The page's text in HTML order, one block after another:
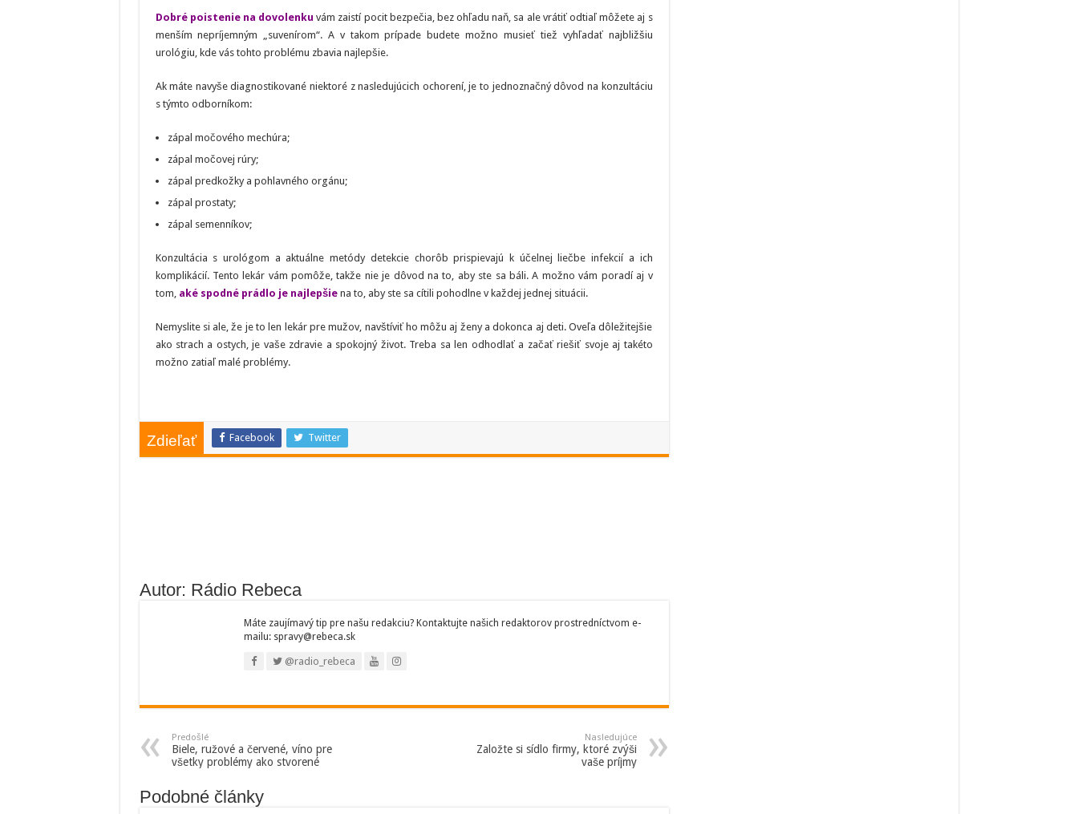
Dobré poistenie na dovolenku vám zaistí pocit bezpečia, bez ohľadu naň, sa ale vrátiť odtiaľ môžete aj s
menším nepríjemným „suvenírom“. A v takom prípade budete možno musieť tiež vyhľadať najbližšiu
urológiu, kde vás tohto problému zbavia najlepšie.
Ak máte navyše diagnostikované niektoré z nasledujúcich ochorení, je to jednoznačný dôvod na konzultáciu
s týmto odborníkom:
zápal močového mechúra;
zápal močovej rúry;
zápal predkožky a pohlavného orgánu;
zápal prostaty;
zápal semenníkov;
Konzultácia s urológom a aktuálne metódy detekcie chorôb prispievajú k účelnej liečbe infekcií a ich
komplikácií. Tento lekár vám pomôže, takže nie je dôvod na to, aby ste sa báli. A možno vám poradí aj v
tom, aké spodné prádlo je najlepšiena to, aby ste sa cítili pohodlne v každej jednej situácii.
Nemyslite si ale, že je to len lekár pre mužov, navštíviť ho môžu aj ženy a dokonca aj deti. Oveľa dôležitejšie
ako strach a ostych, je vaše zdravie a spokojný život. Treba sa len odhodlať a začať riešiť svoje aj takéto
možno zatiaľ malé problémy.
Zdieľať Facebook Twitter
Autor: Rádio Rebeca
Máte zaujímavý tip pre našu redakciu? Kontaktujte našich redaktorov prostredníctvom e-
mailu: spravy@rebeca.sk
@radio_rebeca
Predošlé
Biele, ružové a červené, víno pre
všetky problémy ako stvorené
Nasledujúce
Založte si sídlo firmy, ktoré zvýši
vaše príjmy
Podobné články